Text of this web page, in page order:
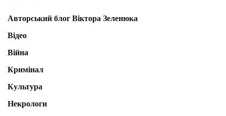
Авторський блог Віктора Зеленюка
Відео
Війна
Кримінал
Культура
Некрологи